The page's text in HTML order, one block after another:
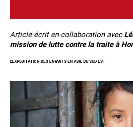
Article écrit en collaboration avec
mission de lutte contre la traite à
L'EXPLOITATION DES ENFANTS EN ASIE DU SUD EST